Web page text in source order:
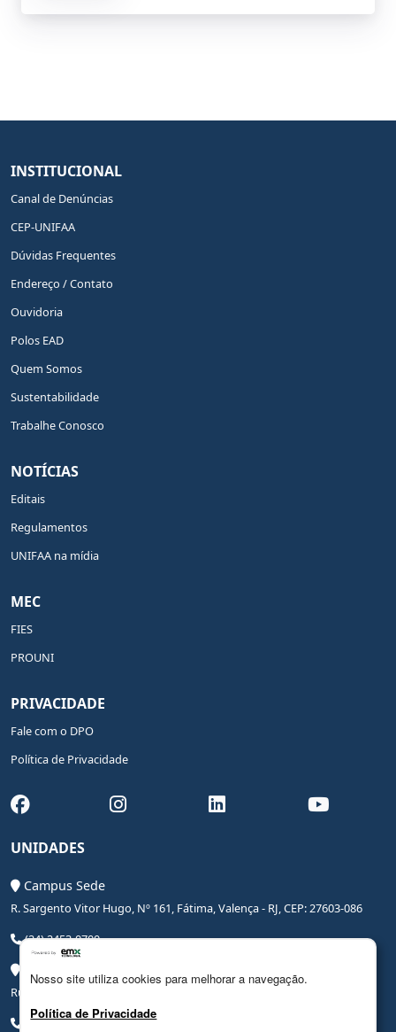
INSTITUCIONAL
Canal de Denúncias
CEP-UNIFAA
Dúvidas Frequentes
Endereço / Contato
Ouvidoria
Polos EAD
Quem Somos
Sustentabilidade
Trabalhe Conosco
NOTÍCIAS
Editais
Regulamentos
UNIFAA na mídia
MEC
FIES
PROUNI
PRIVACIDADE
Fale com o DPO
Política de Privacidade
UNIDADES
Campus Sede
R. Sargento Vitor Hugo, Nº 161, Fátima, Valença - RJ, CEP: 27603-086
(24) 2453-0700
Rua Coronel Leite Pinto, Nº 20, Centro, Valença - RJ, CEP: 27600-000
(24) 3206-0090
Nosso site utiliza cookies para melhorar a navegação.
Política de Privacidade